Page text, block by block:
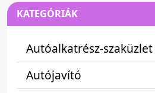
KATEGÓRIÁK
Autóalkatrész-szaküzlet
Autójavító